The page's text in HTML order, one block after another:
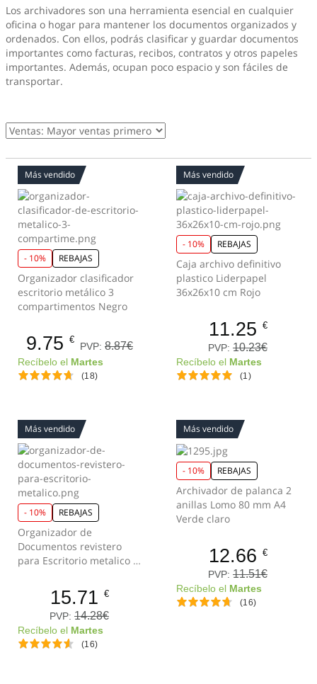
Los archivadores son una herramienta esencial en cualquier
oficina o hogar para mantener los documentos organizados y
ordenados. Con ellos, podrás clasificar y guardar documentos
importantes como facturas, recibos, contratos y otros papeles
importantes. Además, ocupan poco espacio y son fáciles de
transportar.
Más vendido
- 10% REBAJAS
Organizador clasificador
escritorio metálico 3
compartimentos Negro
9.75 €
PVP: 8.87€
Recíbelo el Martes
(18)
Más vendido
- 10% REBAJAS
Caja archivo definitivo
plastico Liderpapel
36x26x10 cm Rojo
11.25 €
PVP: 10.23€
Recíbelo el Martes
(1)
Más vendido
- 10% REBAJAS
Organizador de
Documentos revistero
para Escritorio metalico 3
15.71 €
PVP: 14.28€
Recíbelo el Martes
(16)
Más vendido
- 10% REBAJAS
Archivador de palanca 2
anillas Lomo 80 mm A4
Verde claro
12.66 €
PVP: 11.51€
Recíbelo el Martes
(16)